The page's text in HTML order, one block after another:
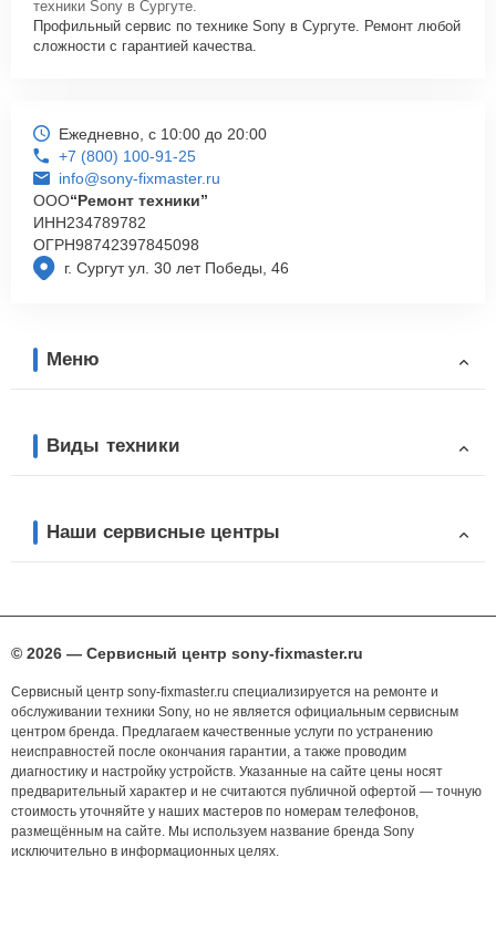
техники Sony в Сургуте.
Профильный сервис по технике Sony в Сургуте. Ремонт любой
сложности с гарантией качества.
г. Сургут ул. 30 лет Победы, 46
Ежедневно, с 10:00 до 20:00
+7 (800) 100-91-25
info@sony-fixmaster.ru
ООО“Ремонт техники”
ИНН234789782
ОГРН98742397845098
Меню
Виды техники
Наши сервисные центры
© 2026 — Сервисный центр sony-fixmaster.ru
Сервисный центр sony-fixmaster.ru специализируется на ремонте и
обслуживании техники Sony, но не является официальным сервисным
центром бренда. Предлагаем качественные услуги по устранению
неисправностей после окончания гарантии, а также проводим
диагностику и настройку устройств. Указанные на сайте цены носят
предварительный характер и не считаются публичной офертой — точную
стоимость уточняйте у наших мастеров по номерам телефонов,
размещённым на сайте. Мы используем название бренда Sony
исключительно в информационных целях.